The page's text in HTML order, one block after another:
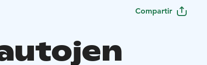
Compartir